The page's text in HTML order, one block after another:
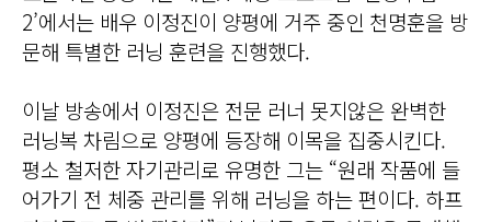
2’에서는 배우 이정진이 양평에 거주 중인 천명훈을 방
문해 특별한 러닝 훈련을 진행했다.
이날 방송에서 이정진은 전문 러너 못지않은 완벽한
러닝복 차림으로 양평에 등장해 이목을 집중시킨다.
평소 철저한 자기관리로 유명한 그는 “원래 작품에 들
어가기 전 체중 관리를 위해 러닝을 하는 편이다. 하프